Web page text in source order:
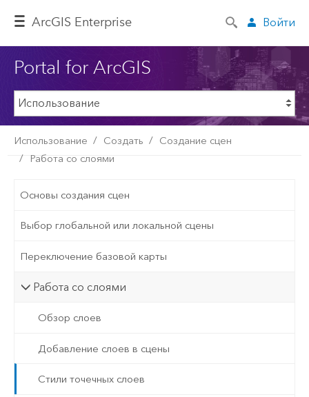
ArcGIS Enterprise Войти
Portal for ArcGIS
Использование Создать
Создание сцен
Работа со слоями
Основы создания сцен
Выбор глобальной или локальной сцены
Переключение базовой карты
Работа со слоями
Обзор слоев
Добавление слоев в сцены
Стили точечных слоев